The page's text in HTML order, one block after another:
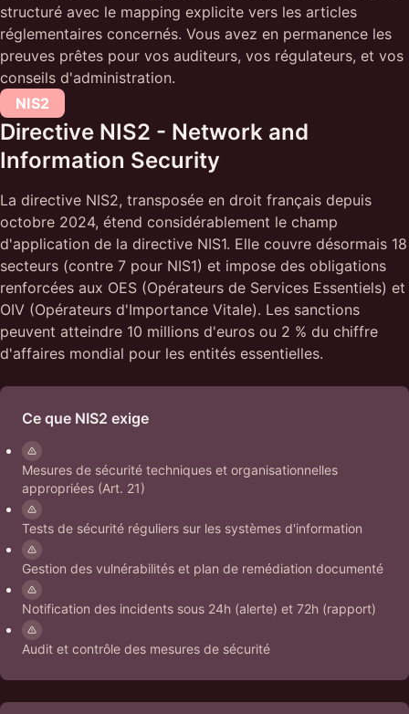
structuré avec le mapping explicite vers les articles
réglementaires concernés. Vous avez en permanence les
preuves prêtes pour vos auditeurs, vos régulateurs, et vos
conseils d'administration.
NIS2
Directive NIS2 - Network and
Information Security
La directive NIS2, transposée en droit français depuis
octobre 2024, étend considérablement le champ
d'application de la directive NIS1. Elle couvre désormais 18
secteurs (contre 7 pour NIS1) et impose des obligations
renforcées aux OES (Opérateurs de Services Essentiels) et
OIV (Opérateurs d'Importance Vitale). Les sanctions
peuvent atteindre 10 millions d'euros ou 2 % du chiffre
d'affaires mondial pour les entités essentielles.
Ce que NIS2 exige
Mesures de sécurité techniques et organisationnelles
appropriées (Art. 21)
Tests de sécurité réguliers sur les systèmes d'information
Gestion des vulnérabilités et plan de remédiation documenté
Notification des incidents sous 24h (alerte) et 72h (rapport)
Audit et contrôle des mesures de sécurité